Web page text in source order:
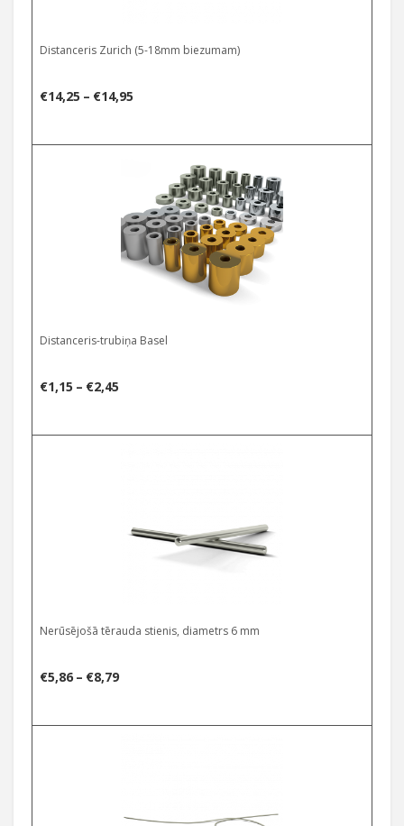
Distanceris Zurich (5-18mm biezumam)
€14,25 – €14,95
€14,25
through
€14,95
Distanceris-trubiņa Basel
€1,15 – €2,45
€1,15
Select options
Nerūsējošā tērauda stienis, diametrs 6 mm
€5,86 – €8,79Price
€5,86